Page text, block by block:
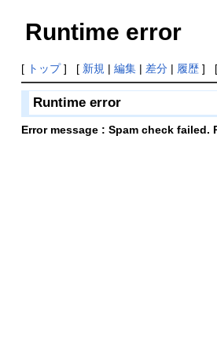
Runtime error
[ トップ] [ 新規 | 編集| 差分| 履歴] [
Runtime error
Error message : Spam check